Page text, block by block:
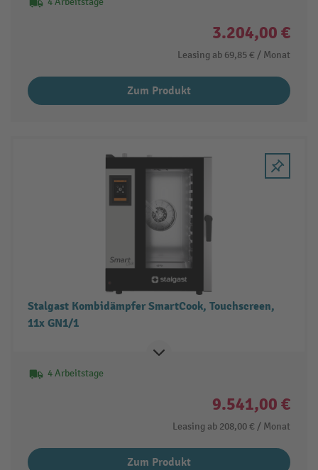
3.204,00 €
Leasing ab 69,85 € / Monat
Zum Produkt
Stalgast Kombidämpfer SmartCook, Touchscreen,
11x GN1/1
4 Arbeitstage
9.541,00 €
Leasing ab 208,00 € / Monat
Zum Produkt